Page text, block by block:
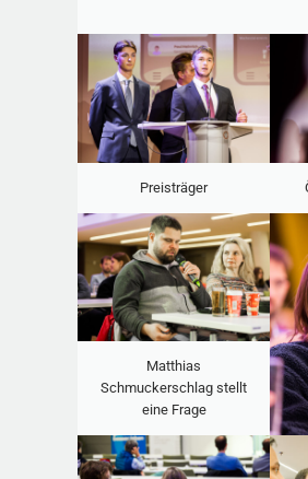
Preisträger
Matthias
Schmuckerschlag stellt
eine Frage